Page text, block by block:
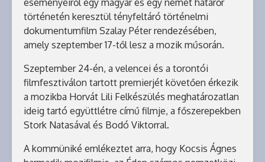
eseményeiről egy magyar és egy német határőr
történetén keresztül tényfeltáró történelmi
dokumentumfilm Szalay Péter rendezésében,
amely szeptember 17-től lesz a mozik műsorán.
Szeptember 24-én, a velencei és a torontói
filmfesztiválon tartott premierjét követően érkezik
a mozikba Horvát Lili Felkészülés meghatározatlan
ideig tartó együttlétre című filmje, a főszerepekben
Stork Natasával és Bodó Viktorral.
A kommüniké emlékeztet arra, hogy Kocsis Ágnes